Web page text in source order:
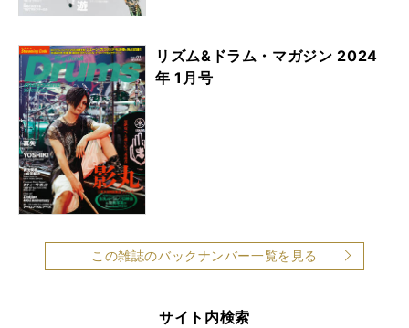
リズム&ドラム・マガジン 2024
年 1月号
この雑誌のバックナンバー一覧を見る
サイト内検索